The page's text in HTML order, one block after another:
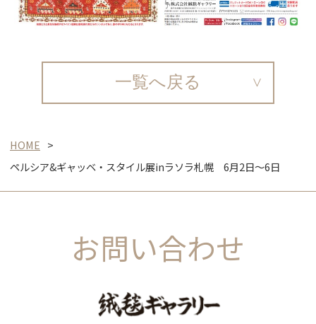
一覧へ戻る
HOME
ペルシア&ギャッベ・スタイル展inラソラ札幌 6月2日～6日
お問い合わせ